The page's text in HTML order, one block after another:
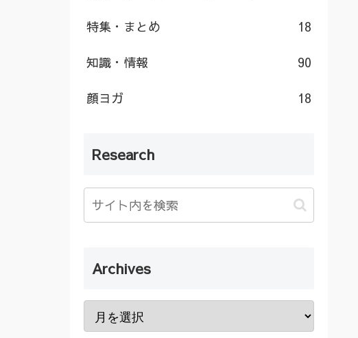
特集・まとめ 18
知識・情報 90
顔ヨガ 18
Research
Archives